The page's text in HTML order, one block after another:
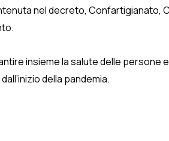
nel decreto, Confartigianato,
insieme la salute delle persone e
della pandemia.